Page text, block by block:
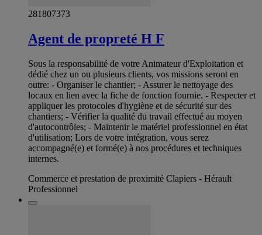
281807373
Agent de propreté H F
Sous la responsabilité de votre Animateur d'Exploitation et
dédié chez un ou plusieurs clients, vos missions seront en
outre: - Organiser le chantier; - Assurer le nettoyage des
locaux en lien avec la fiche de fonction fournie. - Respecter et
appliquer les protocoles d'hygiène et de sécurité sur des
chantiers; - Vérifier la qualité du travail effectué au moyen
d'autocontrôles; - Maintenir le matériel professionnel en état
d'utilisation; Lors de votre intégration, vous serez
accompagné(e) et formé(e) à nos procédures et techniques
internes.
Commerce et prestation de proximité Clapiers - Hérault
Professionnel